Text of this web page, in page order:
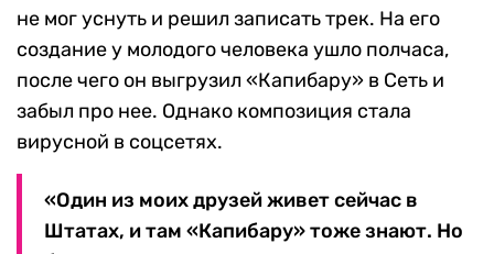
не мог уснуть и решил записать трек. На его
создание у молодого человека ушло полчаса,
после чего он выгрузил «Капибару» в Сеть и
забыл про нее. Однако композиция стала
вирусной в соцсетях.
«Один из моих друзей живет сейчас в
Штатах, и там «Капибару» тоже знают. Но